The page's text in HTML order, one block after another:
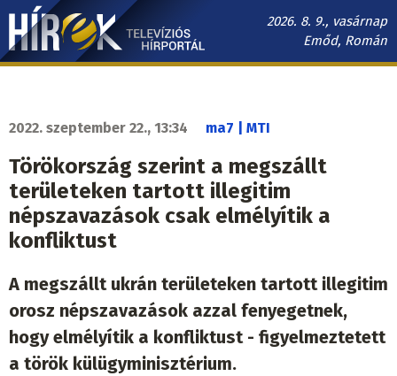
Ugrás
tartalomra
2026. 8. 9., vasárnap
Emőd, Román
Hírek.sk
2022. szeptember 22., 13:34 ma7 | MTI
Törökország szerint a megszállt
területeken tartott illegitim
népszavazások csak elmélyítik a
konfliktust
A megszállt ukrán területeken tartott illegitim
orosz népszavazások azzal fenyegetnek,
hogy elmélyítik a konfliktust - figyelmeztetett
a török külügyminisztérium.